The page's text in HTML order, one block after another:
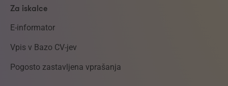
Za iskalce
E-informator
Vpis v Bazo CV-jev
Pogosto zastavljena vprašanja